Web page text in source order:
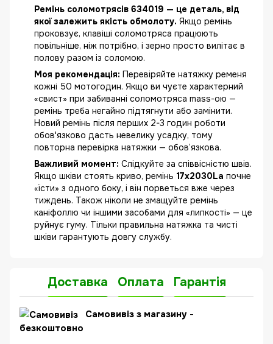
Ремінь соломотрясів 634019 — це деталь, від
якої залежить якість обмолоту. Якщо ремінь
проковзує, клавіші соломотряса працюють
повільніше, ніж потрібно, і зерно просто вилітає в
полову разом із соломою.
Моя рекомендація: Перевіряйте натяжку ременя
кожні 50 мотогодин. Якщо ви чуєте характерний
«свист» при забиванні соломотряса mass-ою —
ремінь треба негайно підтягнути або замінити.
Новий ремінь після перших 2-3 годин роботи
обов'язково дасть невелику усадку, тому
повторна перевірка натяжки — обов’язкова.
Важливий момент: Слідкуйте за співвісністю швів.
Якщо шківи стоять криво, ремінь 17x2030La почне
«їсти» з одного боку, і він порветься вже через
тиждень. Також ніколи не змащуйте ремінь
каніфоллю чи іншими засобами для «липкості» — це
руйнує гуму. Тільки правильна натяжка та чисті
шківи гарантують довгу службу.
Доставка Оплата Гарантія
Самовивіз з магазину -
безкоштовно